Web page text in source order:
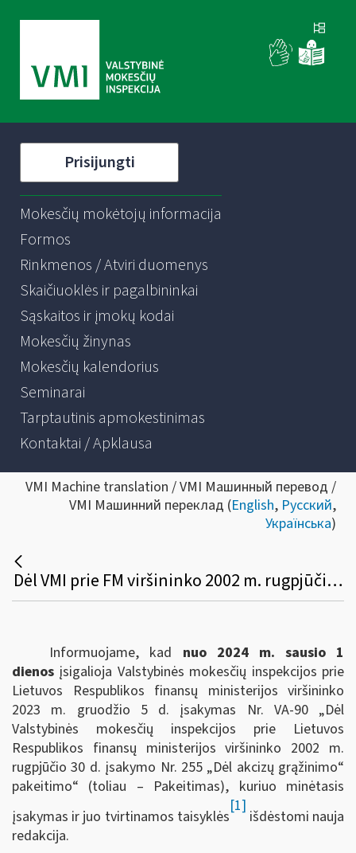
Prisijungti
Mokesčių mokėtojų informacija
Formos
Rinkmenos / Atviri duomenys
Skaičiuoklės ir pagalbininkai
Sąskaitos ir įmokų kodai
Mokesčių žinynas
Mokesčių kalendorius
Seminarai
Tarptautinis apmokestinimas
Kontaktai / Apklausa
VMI Machine translation / VMI Машинный перевод /
VMI Машинний переклад (English, Русский,
Українська)
Dėl VMI prie FM viršininko 2002 m. rugpjūčio 30 d. įsakymo Nr. 255 pakeitimo
Informuojame, kad nuo 2024 m. sausio 1
dienos įsigalioja Valstybinės mokesčių inspekcijos prie
Lietuvos Respublikos finansų ministerijos viršininko
2023 m. gruodžio 5 d. įsakymas Nr. VA-90 „Dėl
Valstybinės mokesčių inspekcijos prie Lietuvos
Respublikos finansų ministerijos viršininko 2002 m.
rugpjūčio 30 d. įsakymo Nr. 255 „Dėl akcizų grąžinimo“
pakeitimo“ (toliau – Pakeitimas), kuriuo minėtasis
įsakymas ir juo tvirtinamos taisyklės
[1]
išdėstomi nauja
redakcija.